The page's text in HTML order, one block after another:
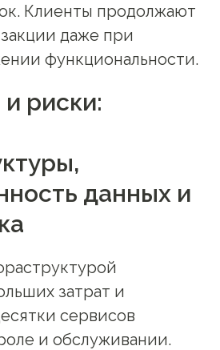
Клиенты продолжают
даже при
функциональности.
риски:
данных и
затрат и
сервисов
и обслуживании.